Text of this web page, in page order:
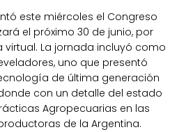
este miércoles el Congreso
el próximo 30 de junio, por
virtual. La jornada incluyó como
uno que presentó
de última generación
con un detalle del estado
Agropecuarias en las
de la Argentina.